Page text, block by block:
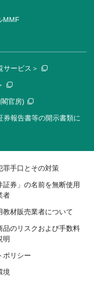
MMF
サービス＞
官房)
券報告書等の開示書類に
罪手口とその対策
証券」の名前を無断使用
者
教材販売業者について
品のリスクおよび手数料
明
ポリシー
境